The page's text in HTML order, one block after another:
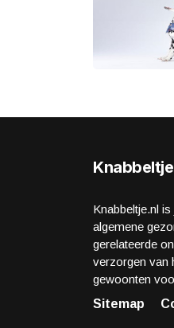
Knabbeltje.nl
algemene
gerelateerde
verzorgen van
gewoonten
Sitemap